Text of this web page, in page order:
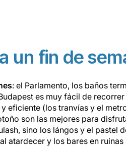
un fin de
: el Parlamento, los baños
es muy fácil de
eficiente (los tranvías y el
son las mejores para
sino los lángos y el pastel
atardecer y los bares en